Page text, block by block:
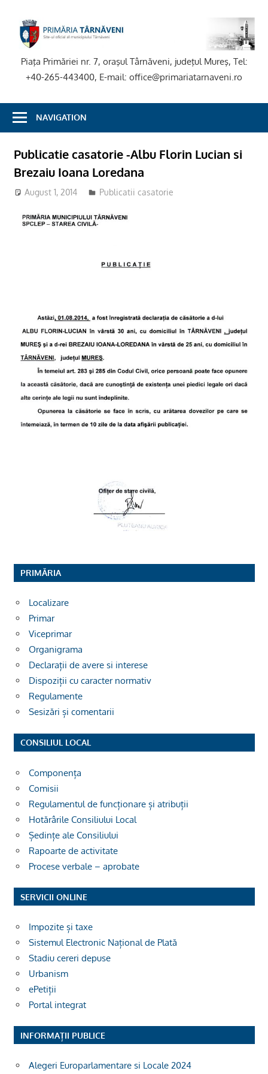
content
Piaţa Primăriei nr. 7, oraşul Târnăveni, judeţul Mureş, Tel:
+40-265-443400, E-mail: office@primariatarnaveni.ro
NAVIGATION
Publicatie casatorie -Albu Florin Lucian si
Brezaiu Ioana Loredana
August 1, 2014 Publicatii casatorie
PRIMĂRIA
Localizare
Primar
Viceprimar
Organigrama
Declarații de avere si interese
Dispoziții cu caracter normativ
Regulamente
Sesizări și comentarii
CONSILIUL LOCAL
Componența
Comisii
Regulamentul de funcționare și atribuții
Hotărârile Consiliului Local
Ședințe ale Consiliului
Rapoarte de activitate
Procese verbale – aprobate
SERVICII ONLINE
Impozite și taxe
Sistemul Electronic Național de Plată
Stadiu cereri depuse
Urbanism
ePetiții
Portal integrat
INFORMAȚII PUBLICE
Alegeri Europarlamentare si Locale 2024